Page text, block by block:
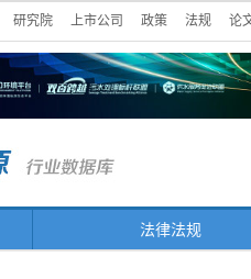
研究院 上市公司 政策 法规 论
法律法规